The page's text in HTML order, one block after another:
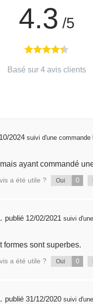
4.3 /5
Basé sur 4 avis clients
05/10/2024suivi d'une commande
ayant commandé
a été utile ? Oui 0
publié 12/02/2021suivi
formes sont superbes.
a été utile ? Oui 0
publié 31/12/2020suivi